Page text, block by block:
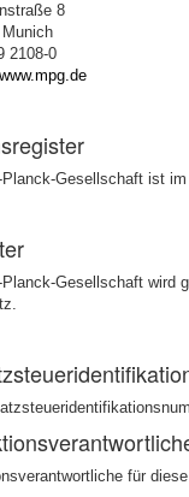
8
Munich
2108-0
Planck-Gesellschaft ist
Planck-Gesellschaft wird
für